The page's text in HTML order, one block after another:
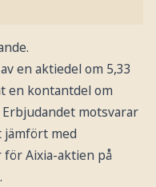
en aktiedel om 5,33
en kontantdel om
motsvarar
jämfört med
Aixia-aktien på